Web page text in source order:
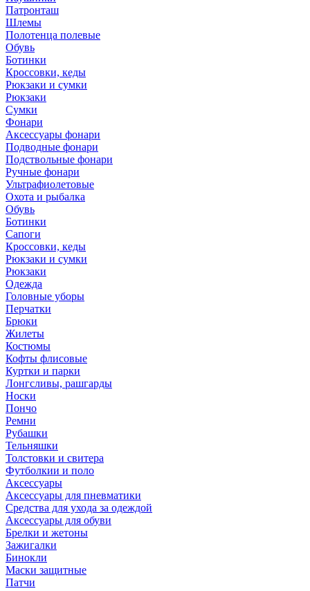
Патронташ
Шлемы
Полотенца полевые
Обувь
Ботинки
Кроссовки, кеды
Рюкзаки и сумки
Рюкзаки
Сумки
Фонари
Аксессуары фонари
Подводные фонари
Подствольные фонари
Ручные фонари
Ультрафиолетовые
Охота и рыбалка
Обувь
Ботинки
Сапоги
Кроссовки, кеды
Рюкзаки и сумки
Рюкзаки
Одежда
Головные уборы
Перчатки
Брюки
Жилеты
Костюмы
Кофты флисовые
Куртки и парки
Лонгсливы, рашгарды
Носки
Пончо
Ремни
Рубашки
Тельняшки
Толстовки и свитера
Футболкии и поло
Аксессуары
Аксессуары для пневматики
Средства для ухода за одеждой
Аксессуары для обуви
Брелки и жетоны
Зажигалки
Бинокли
Маски защитные
Патчи